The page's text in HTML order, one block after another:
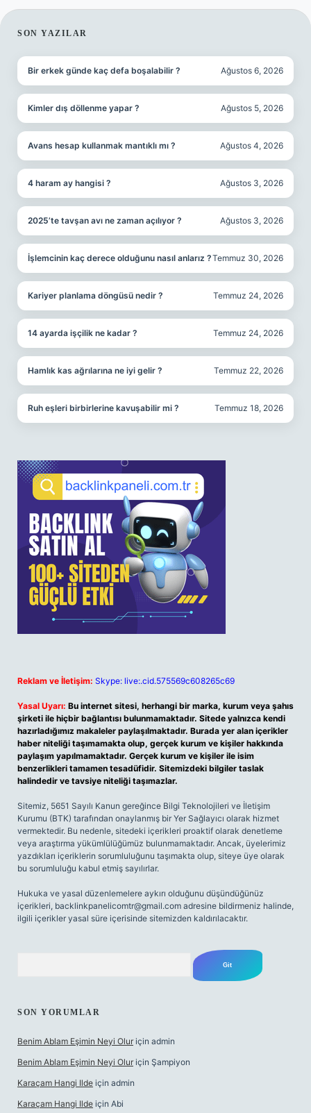
SIDEBAR
SON YAZILAR
Bir erkek günde kaç defa boşalabilir ? Ağustos 6, 2026
Kimler dış döllenme yapar ? Ağustos 5, 2026
Avans hesap kullanmak mantıklı mı ? Ağustos 4, 2026
4 haram ay hangisi ? Ağustos 3, 2026
2025’te tavşan avı ne zaman açılıyor ? Ağustos 3, 2026
İşlemcinin kaç derece olduğunu nasıl anlarız ?Temmuz 30, 2026
Kariyer planlama döngüsü nedir ? Temmuz 24, 2026
14 ayarda işçilik ne kadar ? Temmuz 24, 2026
Hamlık kas ağrılarına ne iyi gelir ? Temmuz 22, 2026
Ruh eşleri birbirlerine kavuşabilir mi ? Temmuz 18, 2026
Reklam ve İletişim: Skype: live:.cid.575569c608265c69
Yasal Uyarı: Bu internet sitesi, herhangi bir marka, kurum veya şahıs
şirketi ile hiçbir bağlantısı bulunmamaktadır. Sitede yalnızca kendi
hazırladığımız makaleler paylaşılmaktadır. Burada yer alan içerikler
haber niteliği taşımamakta olup, gerçek kurum ve kişiler hakkında
paylaşım yapılmamaktadır. Gerçek kurum ve kişiler ile isim
benzerlikleri tamamen tesadüfidir. Sitemizdeki bilgiler taslak
halindedir ve tavsiye niteliği taşımazlar.
Sitemiz, 5651 Sayılı Kanun gereğince Bilgi Teknolojileri ve İletişim
Kurumu (BTK) tarafından onaylanmış bir Yer Sağlayıcı olarak hizmet
vermektedir. Bu nedenle, sitedeki içerikleri proaktif olarak denetleme
veya araştırma yükümlülüğümüz bulunmamaktadır. Ancak, üyelerimiz
yazdıkları içeriklerin sorumluluğunu taşımakta olup, siteye üye olarak
bu sorumluluğu kabul etmiş sayılırlar.
Hukuka ve yasal düzenlemelere aykırı olduğunu düşündüğünüz
içerikleri, backlinkpanelicomtr@gmail.com adresine bildirmeniz halinde,
ilgili içerikler yasal süre içerisinde sitemizden kaldırılacaktır.
SON YORUMLAR
Benim Ablam Eşimin Neyi Olur için admin
Benim Ablam Eşimin Neyi Olur için Şampiyon
Karaçam Hangi Ilde için admin
Karaçam Hangi Ilde için Abi